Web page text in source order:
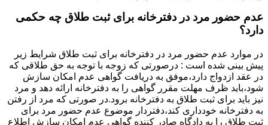
عدم حضور مرد در دفترخانه برای ثبت طلاق چه حکمی
دارد؟
در موارد عدم حضور مرد در دفترخانه برای ثبت طلاق شرایط زیر
پیش بینی شده است : درصورتی که زوجه با توجه به حق طلاقی که
در عقد ازدواج دارد،موفق به دریافت گواهی عدم امکان سازش
شود،باید ظرف مهلت مقرر گواهی را به دفترخانه ارائه دهد و مرد
نیز باید برای ثبت طلاق به دفترخانه برود.در صورتی که مرد از رفتن
به دفترخانه خودداری کند،دفتردار موضوع عدم حضور مرد برای
ثبت طلاق را به دادگاه صادر کننده گواهی عدم امکان سازش اطلاع